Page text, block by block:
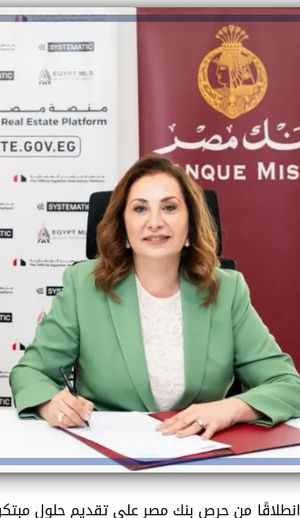
انطلاقًا من حرص بنك مصر على تقديم حلول